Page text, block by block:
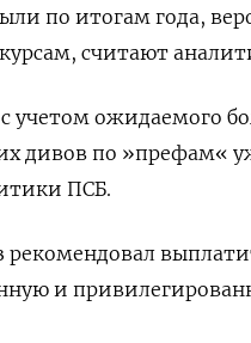
по итогам года,
считают
учетом ожидаемого
дивов по »префам«
ПСБ.
рекомендовал
и